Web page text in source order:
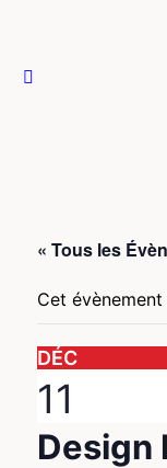
« Tous les
Cet
DÉC
11
Design